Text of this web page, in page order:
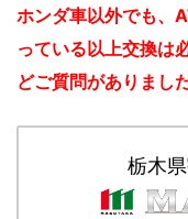
ホンダ車以外でも、
っている以上交換は
どご質問がありまし
栃木